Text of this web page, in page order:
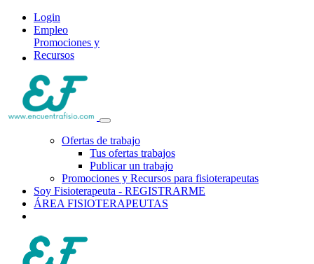
Login
Empleo
Promociones y
Recursos
Ofertas de trabajo
Tus ofertas trabajos
Publicar un trabajo
Promociones y Recursos para fisioterapeutas
Soy Fisioterapeuta - REGISTRARME
ÁREA FISIOTERAPEUTAS